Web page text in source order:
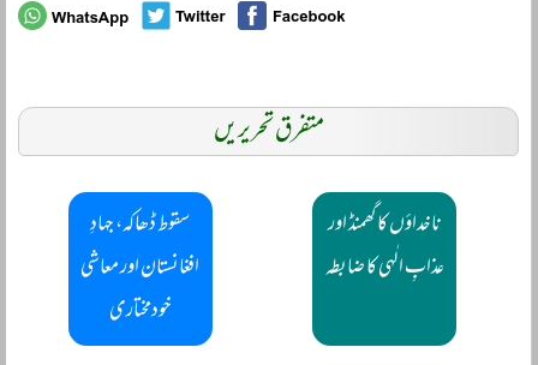
متفرق تحریریں
ناخداؤں کا گھمنڈ اور
عذابِ الٰہی کا ضابطہ
سقوط ڈھاکہ، جہادِ
افغانستان اور معاشی
خودمختاری